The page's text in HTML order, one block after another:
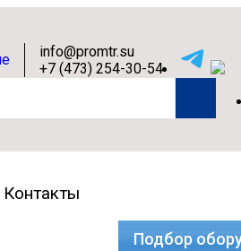
info@promtr.su
+7 (473) 254-30-54
Контакты
Подбор